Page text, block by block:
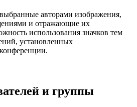
авторами изображения,
и отражающие их
использования значков тем
установленных
и группы